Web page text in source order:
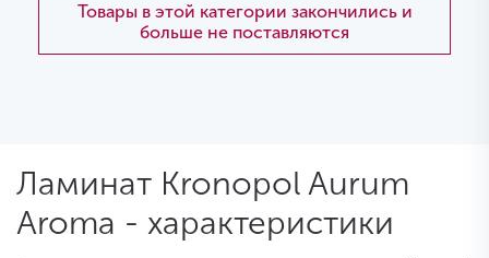
Товары в этой категории закончились и
больше не поставляются
Ламинат Kronopol Aurum
Aroma - характеристики